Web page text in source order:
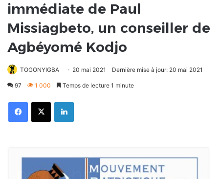
immédiate de Paul
Missiagbeto, un conseiller de
Agbéyomé Kodjo
TOGONYIGBA 20 mai 2021 Dernière mise à jour: 20 mai 2021
97 1 000 Temps de lecture 1 minute
FacebookX Linkedin